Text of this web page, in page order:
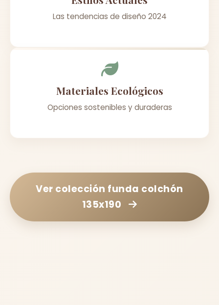
Las tendencias de diseño 2024
Materiales Ecológicos
Opciones sostenibles y duraderas
Ver colección funda colchón
135x190